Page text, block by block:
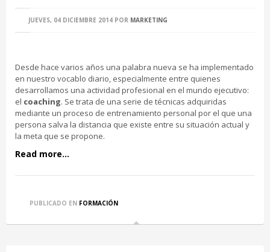
JUEVES, 04 DICIEMBRE 2014 POR MARKETING
Desde hace varios años una palabra nueva se ha implementado
en nuestro vocablo diario, especialmente entre quienes
desarrollamos una actividad profesional en el mundo ejecutivo:
el coaching. Se trata de una serie de técnicas adquiridas
mediante un proceso de entrenamiento personal por el que una
persona salva la distancia que existe entre su situación actual y
la meta que se propone.
Read more...
PUBLICADO EN FORMACIÓN